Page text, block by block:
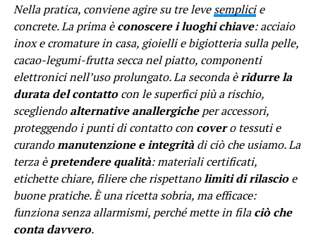
Nella pratica, conviene agire su tre levesemplicie
concrete. La prima èconoscere i luoghi chiave: acciaio
inox e cromature in casa, gioielli e bigiotteria sulla pelle,
cacao-legumi-frutta secca nel piatto, componenti
elettronici nell’uso prolungato. La seconda èridurre la
durata del contattocon le superfici più a rischio,
scegliendoalternative anallergicheper accessori,
proteggendo i punti di contatto con covero tessuti e
curandomanutenzione e integritàdi ciò che usiamo. La
terza èpretendere qualità: materiali certificati,
etichette chiare, filiere che rispettanolimiti di rilascioe
buone pratiche. È una ricetta sobria, ma efficace:
funziona senza allarmismi, perché mette in filaciò che
conta davvero.